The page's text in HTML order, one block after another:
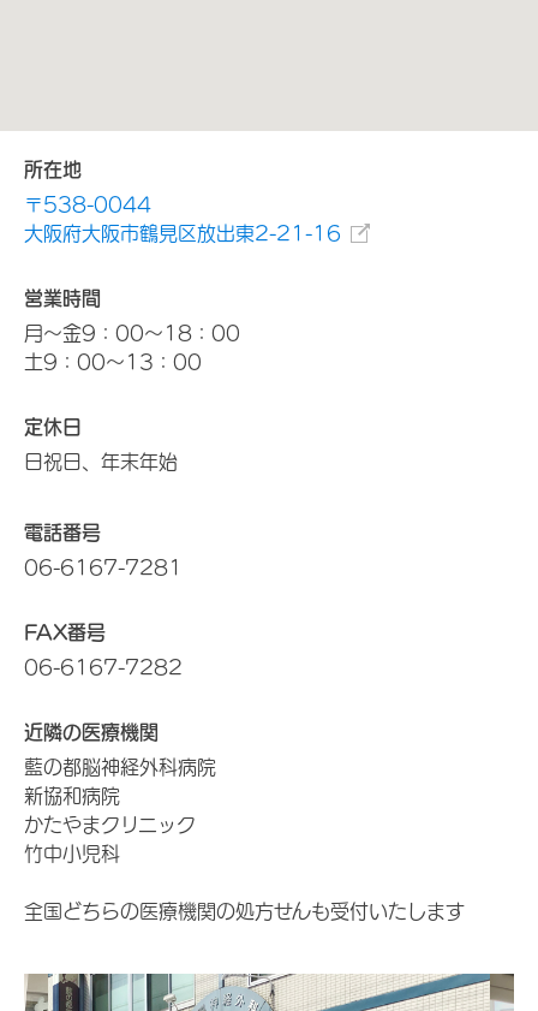
所在地
〒538-0044
大阪府大阪市鶴見区放出東2-21-16
営業時間
月～金9：00～18：00
土9：00～13：00
定休日
日祝日、年末年始
電話番号
06-6167-7281
FAX番号
06-6167-7282
近隣の医療機関
藍の都脳神経外科病院
新協和病院
かたやまクリニック
竹中小児科
全国どちらの医療機関の処方せんも受付いたします